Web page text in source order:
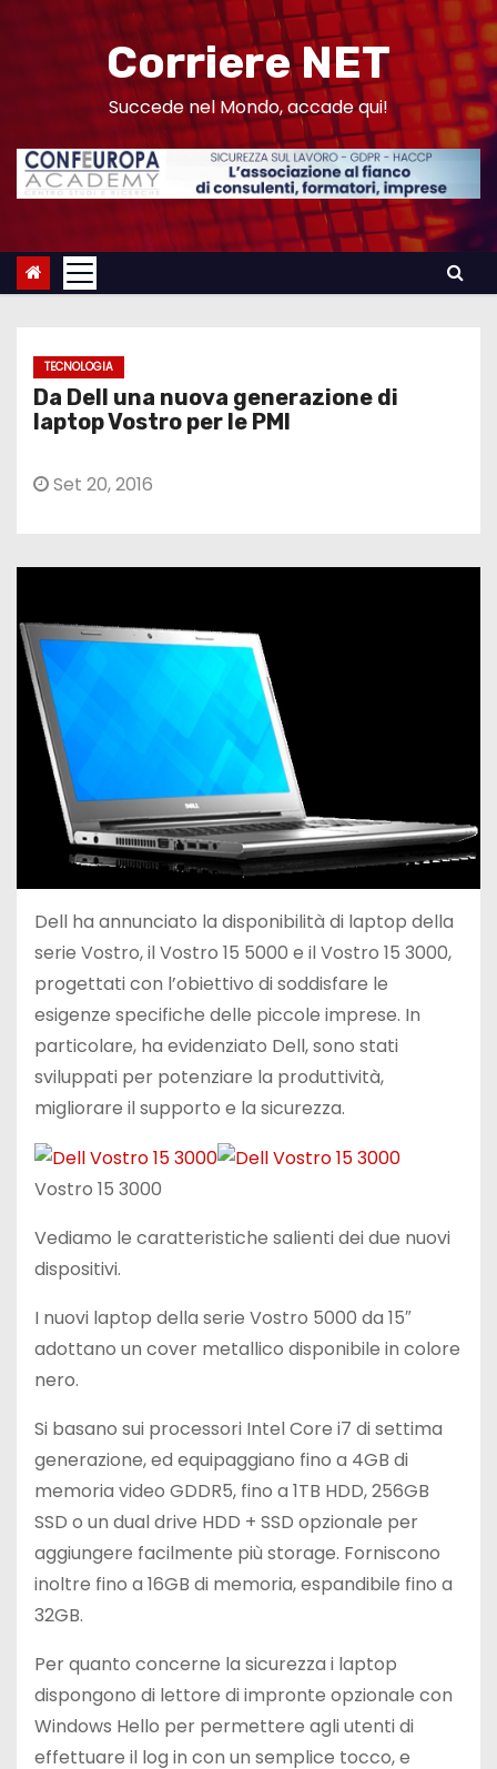
n
Corriere NET
Succede nel Mondo, accade qui!
TECNOLOGIA
Da Dell una nuova generazione di
laptop Vostro per le PMI
Set 20, 2016
Dell ha annunciato la disponibilità di laptop della
serie Vostro, il Vostro 15 5000 e il Vostro 15 3000,
progettati con l’obiettivo di soddisfare le
esigenze specifiche delle piccole imprese. In
particolare, ha evidenziato Dell, sono stati
sviluppati per potenziare la produttività,
migliorare il supporto e la sicurezza.
Vostro 15 3000
Vediamo le caratteristiche salienti dei due nuovi
dispositivi.
I nuovi laptop della serie Vostro 5000 da 15″
adottano un cover metallico disponibile in colore
nero.
Si basano sui processori Intel Core i7 di settima
generazione, ed equipaggiano fino a 4GB di
memoria video GDDR5, fino a 1TB HDD, 256GB
SSD o un dual drive HDD + SSD opzionale per
aggiungere facilmente più storage. Forniscono
inoltre fino a 16GB di memoria, espandibile fino a
32GB.
Per quanto concerne la sicurezza i laptop
dispongono di lettore di impronte opzionale con
Windows Hello per permettere agli utenti di
effettuare il log in con un semplice tocco, e